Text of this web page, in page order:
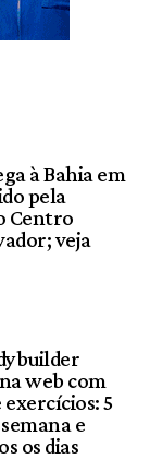
à Bahia em
pela
Centro
veja
web com
5
e
os dias